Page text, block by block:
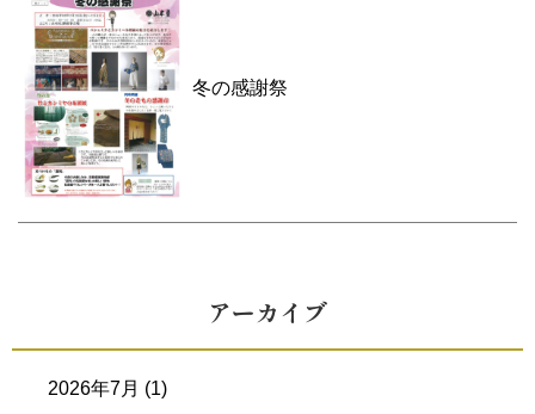
冬の感謝祭
アーカイブ
2026年7月 (1)